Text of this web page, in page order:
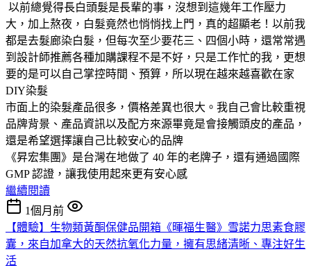
以前總覺得長白頭髮是長輩的事，沒想到這幾年工作壓力
大，加上熬夜，白髮竟然也悄悄找上門，真的超顯老！以前我
都是去髮廊染白髮，但每次至少要花三、四個小時，還常常遇
到設計師推薦各種加購課程不是不好，只是工作忙的我，更想
要的是可以自己掌控時間、預算，所以現在越來越喜歡在家
DIY染髮
市面上的染髮產品很多，價格差異也很大。我自己會比較重視
品牌背景、產品資訊以及配方來源畢竟是會接觸頭皮的產品，
還是希望選擇讓自己比較安心的品牌
《昇宏集團》是台灣在地做了 40 年的老牌子，還有通過國際
GMP 認證，讓我使用起來更有安心感
繼續閱讀
1個月前
【體驗】生物類黃酮保健品開箱《暉福生醫》雪諾力思素食膠
囊，來自加拿大的天然抗氧化力量，擁有思緒清晰、專注好生
活